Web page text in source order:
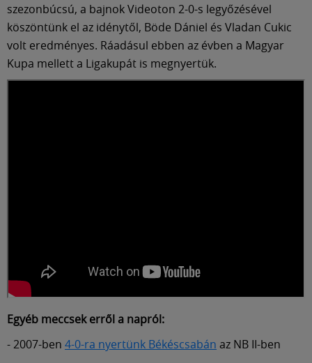
szezonbúcsú, a bajnok Videoton 2-0-s legyőzésével
köszöntünk el az idénytől, Böde Dániel és Vladan Cukic
volt eredményes. Ráadásul ebben az évben a Magyar
Kupa mellett a Ligakupát is megnyertük.
Egyéb meccsek erről a napról:
- 2007-ben 4-0-ra nyertünk Békéscsabán az NB II-ben